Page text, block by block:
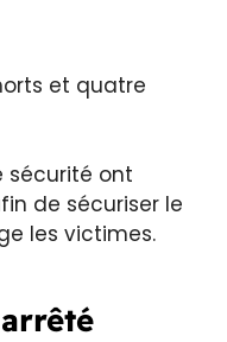
et quatre
sécurité ont
de sécuriser le
les victimes.